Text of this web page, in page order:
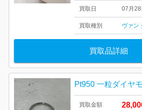
買取日 07月28
買取種別 ヴァン
買取品詳細
買取金額